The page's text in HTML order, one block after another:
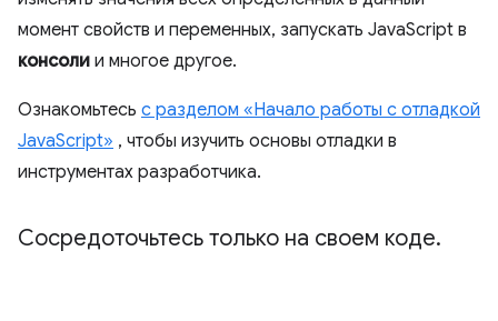
момент свойств и переменных, запускать JavaScript в
консоли и многое другое.
Ознакомьтесь с разделом «Начало работы с отладкой
JavaScript» , чтобы изучить основы отладки в
инструментах разработчика.
Сосредоточьтесь только на своем коде.